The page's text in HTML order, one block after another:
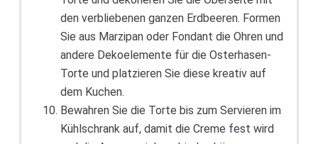
den verbliebenen ganzen Erdbeeren. Formen
Sie aus Marzipan oder Fondant die Ohren und
andere Dekoelemente für die Osterhasen-
Torte und platzieren Sie diese kreativ auf
dem Kuchen.
Bewahren Sie die Torte bis zum Servieren im
Kühlschrank auf, damit die Creme fest wird